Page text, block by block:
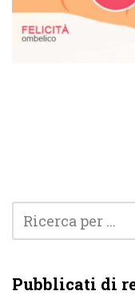
Pubblicati di